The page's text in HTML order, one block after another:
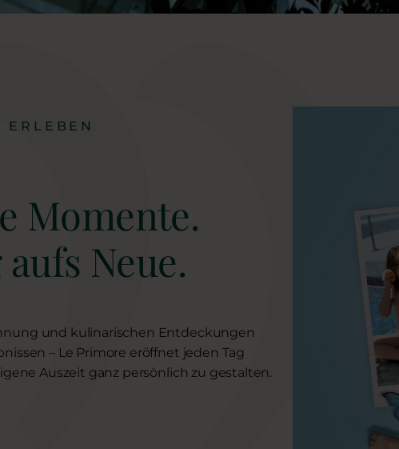
ERLEBEN
Momente.
aufs Neue.
und kulinarischen Entdeckungen
– Le Primore eröffnet jeden Tag
Auszeit ganz persönlich zu gestalten.